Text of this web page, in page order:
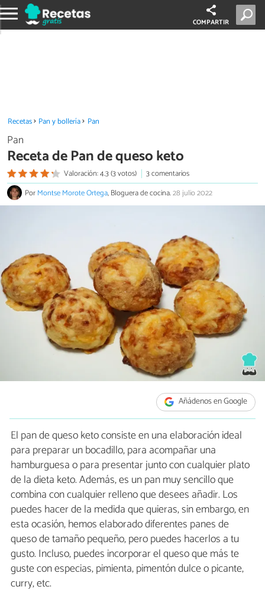
COMPARTIR
Recetas Pan y bollería Pan
Pan
Receta de Pan de queso keto
Valoración: 4.3 (3 votos)
3 comentarios
PorMontse Morote Ortega, Bloguera de cocina.28 julio 2022
Añádenos en Google
El pan de queso keto consiste en una elaboración ideal
para preparar un bocadillo, para acompañar una
hamburguesa o para presentar junto con cualquier plato
de la dieta keto. Además, es un pan muy sencillo que
combina con cualquier relleno que desees añadir. Los
puedes hacer de la medida que quieras, sin embargo, en
esta ocasión, hemos elaborado diferentes panes de
queso de tamaño pequeño, pero puedes hacerlos a tu
gusto. Incluso, puedes incorporar el queso que más te
guste con especias, pimienta, pimentón dulce o picante,
curry, etc.